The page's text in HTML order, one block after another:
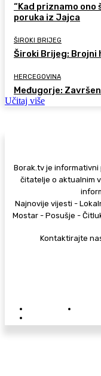
“Kad priznamo
poruka iz Jajca
ŠIROKI BRIJEG
Široki Brijeg:
HERCEGOVINA
Međugorje:
Učitaj više
Borak.tv je informativni
čitatelje o aktualnim
Najnovije vijesti -
Mostar - Posušje -
Kontaktirajte